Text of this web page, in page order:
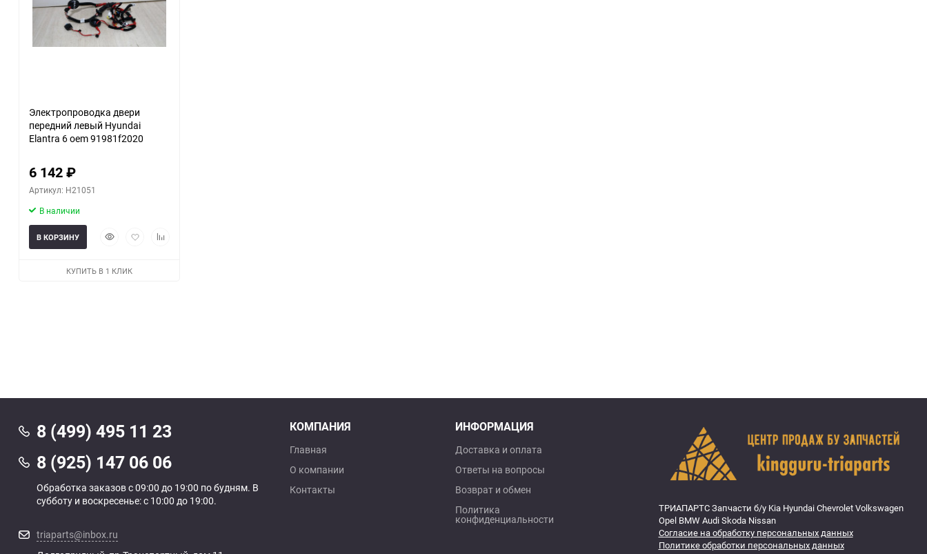
90
150
Электропроводка двери
передний левый Hyundai
Elantra 6 oem 91981f2020
6 142₽
Артикул: H21051
В наличии
БыстрыйДобавитьДобавить
В КОРЗИНУ
КУПИТЬ В 1 КЛИК
8 (499) 495 11 23
8 (925) 147 06 06
Обработка заказов с 09:00 до 19:00 по будням. В
субботу и воскресенье: с 10:00 до 19:00.
triaparts@inbox.ru
КОМПАНИЯ
Главная
О компании
Контакты
ИНФОРМАЦИЯ
Доставка и оплата
Ответы на вопросы
Возврат и обмен
Политика
конфиденциальности
ТРИАПАРТС Запчасти б/у Kia Hyundai Chevrolet Volkswagen
Opel BMW Audi Skoda Nissan
Согласие на обработку персональных данных
Политике обработки персональных данных